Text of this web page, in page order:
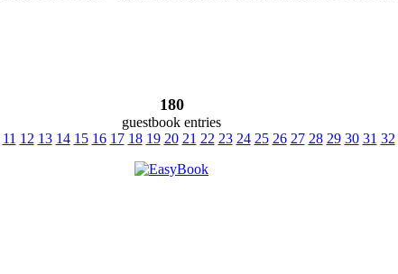
180
guestbook entries
11 12 13 14 15 16 17 18 19 20 21 22 23 24 25 26 27 28 29 30 31 32